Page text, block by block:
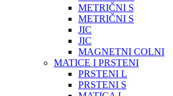
METRIČNI S
METRIČNI S
JIC
JIC
MAGNETNI COLNI
MATICE I PRSTENI
PRSTENI L
PRSTENI S